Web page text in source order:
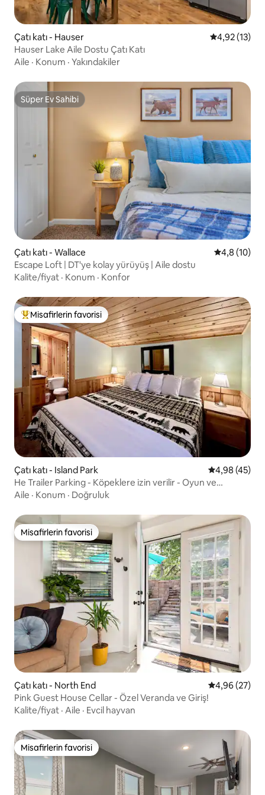
Çatı katı - Hauser 5 üzerinden
4,92 (13)
Hauser Lake Aile Dostu Çatı Katı
Aile · Konum · Yakındakiler
Süper Ev Sahibi
Süper Ev Sahibi
Çatı katı - Wallace 5 üzerinden
4,8 (10)
Escape Loft | DT'ye kolay yürüyüş | Aile dostu
Kalite/fiyat · Konum · Konfor
Misafirlerin favorilerinden en beğenilenler arasında
Misafirlerin favorisi
Çatı katı - Island Park 5 üzerinden
4,98 (45)
He Trailer Parking - Köpeklere izin verilir - Oyun ve
eğlence
Aile · Konum · Doğruluk
Misafirlerin favorisi
Misafirlerin favorisi
Çatı katı - North End 5 üzerinden
4,96 (27)
Pink Guest House Cellar - Özel Veranda ve Giriş!
Kalite/fiyat · Aile · Evcil hayvan
Misafirlerin favorisi
Misafirlerin favorisi